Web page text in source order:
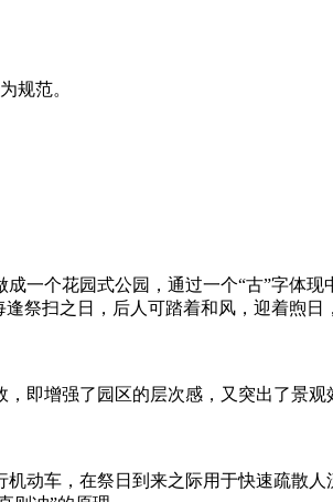
范。
一个花园式公园，通过一个“古”字体现
祭扫之日，后人可踏着和风，迎着煦日
即增强了园区的层次感，又突出了景观
动车，在祭日到来之际用于快速疏散人